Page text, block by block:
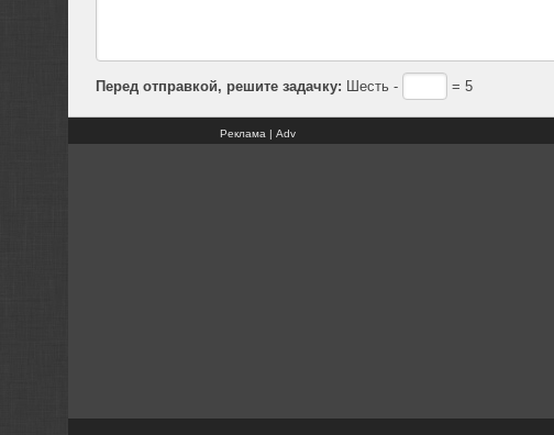
Перед отправкой, решите задачку: Шесть - = 5
Реклама | Adv